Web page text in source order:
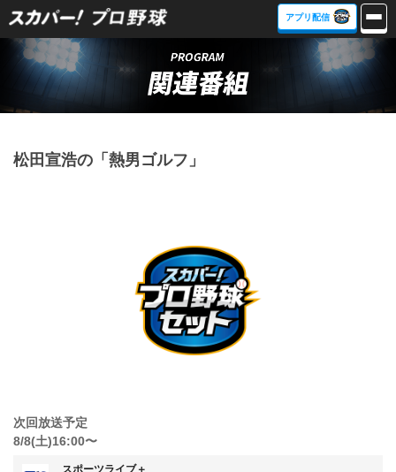
アプリ配信
松田宣浩の「熱男ゴルフ」
次回放送予定
8/8(土)16:00〜
スポーツライブ＋